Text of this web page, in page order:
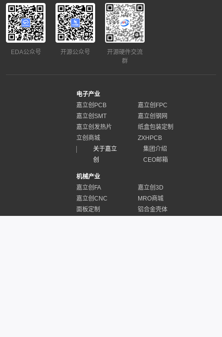
EDA公众号 开源公众号
开源硬件交流
群
电子产业
嘉立创PCB
嘉立创FPC
嘉立创SMT
嘉立创钢网
嘉立创发热片
纸盒包装定制
立创商城
ZXHPCB
关于嘉立
创
集团介绍
CEO邮箱
机械产业
嘉立创FA
嘉立创3D
嘉立创CNC
MRO商城
面板定制
铝合金壳体